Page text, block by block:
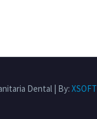
Dental | By: XSOFT